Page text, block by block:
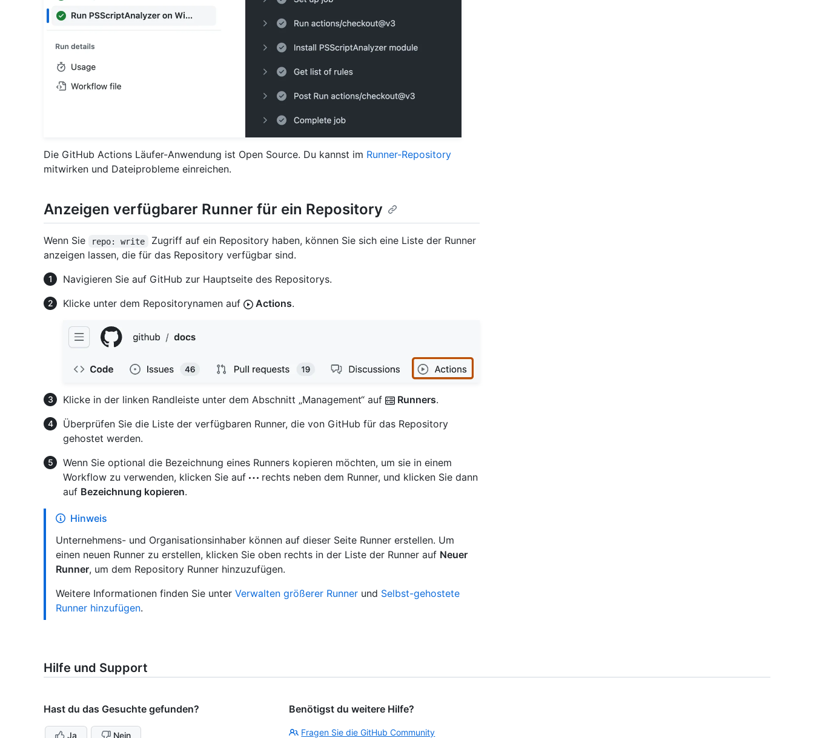
Die GitHub Actions Läufer-Anwendung ist Open Source. Du kannst im Runner-Repository
mitwirken und Dateiprobleme einreichen.
Anzeigen verfügbarer Runner für ein Repository
Wenn Sie repo: write
Zugriff auf ein Repository haben, können Sie sich eine Liste der Runner
anzeigen lassen, die für das Repository verfügbar sind.
Navigieren Sie auf GitHub zur Hauptseite des Repositorys.
Klicke unter dem Repositorynamen auf
Actions.
Klicke in der linken Randleiste unter dem Abschnitt „Management“ auf Runners.
Überprüfen Sie die Liste der verfügbaren Runner, die von GitHub für das Repository
gehostet werden.
Wenn Sie optional die Bezeichnung eines Runners kopieren möchten, um sie in einem
Workflow zu verwenden, klicken Sie auf
rechts neben dem Runner, und klicken Sie dann
auf Bezeichnung kopieren.
Hinweis
Unternehmens- und Organisationsinhaber können auf dieser Seite Runner erstellen. Um
einen neuen Runner zu erstellen, klicken Sie oben rechts in der Liste der Runner auf Neuer
Runner, um dem Repository Runner hinzuzufügen.
Weitere Informationen finden Sie unter Verwalten größerer Runner und Selbst-gehostete
Runner hinzufügen.
Hilfe und Support
Hast du das Gesuchte gefunden?
Ja Nein
Benötigst du weitere Hilfe?
Fragen Sie die GitHub Community